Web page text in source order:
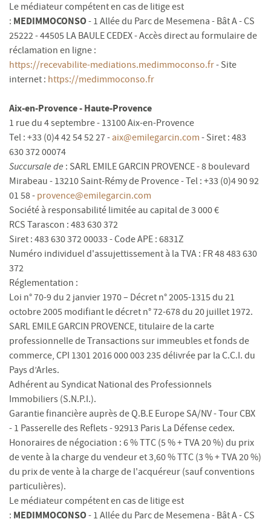
Le médiateur compétent en cas de litige est
: MEDIMMOCONSO- 1 Allée du Parc de Mesemena - Bât A - CS
25222 - 44505 LA BAULE CEDEX - Accès direct au formulaire de
réclamation en ligne :
https://recevabilite-mediations.medimmoconso.fr- Site
internet : https://medimmoconso.fr
Aix-en-Provence - Haute-Provence
1 rue du 4 septembre - 13100 Aix-en-Provence
Tel : +33 (0)4 42 54 52 27 - aix@emilegarcin.com - Siret : 483
630 372 00074
Succursale de : SARL EMILE GARCIN PROVENCE - 8 boulevard
Mirabeau - 13210 Saint-Rémy de Provence - Tel : +33 (0)4 90 92
01 58 - provence@emilegarcin.com
Société à responsabilité limitée au capital de 3 000 €
RCS Tarascon : 483 630 372
Siret : 483 630 372 00033 - Code APE : 6831Z
Numéro individuel d'assujettissement à la TVA : FR 48 483 630
372
Réglementation :
Loi n° 70-9 du 2 janvier 1970 – Décret n° 2005-1315 du 21
octobre 2005 modifiant le décret n° 72-678 du 20 juillet 1972.
SARL EMILE GARCIN PROVENCE, titulaire de la carte
professionnelle de Transactions sur immeubles et fonds de
commerce, CPI 1301 2016 000 003 235 délivrée par la C.C.I. du
Pays d’Arles.
Adhérent au Syndicat National des Professionnels
Immobiliers (S.N.P.I.).
Garantie financière auprès de Q.B.E Europe SA/NV - Tour CBX
- 1 Passerelle des Reflets - 92913 Paris La Défense cedex.
Honoraires de négociation : 6 % TTC (5 % + TVA 20 %) du prix
de vente à la charge du vendeur et 3,60 % TTC (3 % + TVA 20 %)
du prix de vente à la charge de l'acquéreur (sauf conventions
particulières).
Le médiateur compétent en cas de litige est
: MEDIMMOCONSO- 1 Allée du Parc de Mesemena - Bât A - CS